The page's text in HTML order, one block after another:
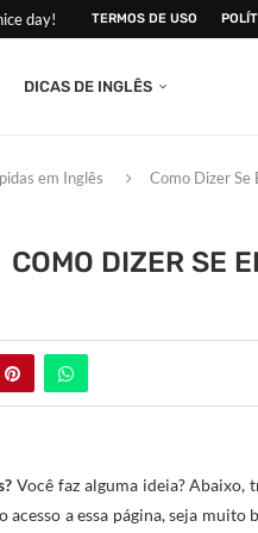
day! TERMOS DE USO
DICAS DE INGLÊS
em Inglês Como Dizer Se
COMO DIZER SE
Você faz alguma ideia? Abaixo,
acesso a essa página, seja